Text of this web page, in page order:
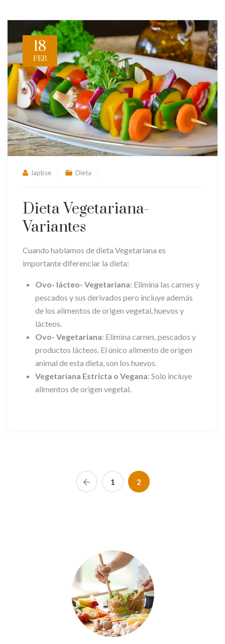
18
FEB
lapbse Dieta
Dieta Vegetariana-
Variantes
Cuando hablamos de dieta Vegetariana es
importante diferenciar la dieta:
Ovo- lácteo- Vegetariana: Elimina las carnes y
pescados y sus derivados pero incluye además
de los alimentos de origen vegetal, huevos y
lácteos.
Ovo- Vegetariana: Elimina carnes, pescados y
productos lácteos. El único alimento de origen
animal de esta dieta, son los huevos.
Vegetariana Estricta o Vegana: Solo incluye
alimentos de origen vegetal.
1 2